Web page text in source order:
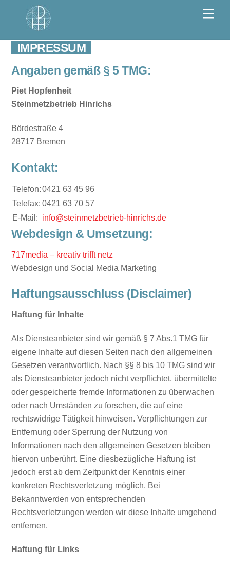
IMPRESSUM
Angaben gemäß § 5 TMG:
Piet Hopfenheit
Steinmetzbetrieb Hinrichs
Bördestraße 4
28717 Bremen
Kontakt:
Telefon: 0421 63 45 96
Telefax: 0421 63 70 57
E-Mail: info@steinmetzbetrieb-hinrichs.de
Webdesign & Umsetzung:
717media – kreativ trifft netz
Webdesign und Social Media Marketing
Haftungsausschluss (Disclaimer)
Haftung für Inhalte
Als Diensteanbieter sind wir gemäß § 7 Abs.1 TMG für
eigene Inhalte auf diesen Seiten nach den allgemeinen
Gesetzen verantwortlich. Nach §§ 8 bis 10 TMG sind wir
als Diensteanbieter jedoch nicht verpflichtet, übermittelte
oder gespeicherte fremde Informationen zu überwachen
oder nach Umständen zu forschen, die auf eine
rechtswidrige Tätigkeit hinweisen. Verpflichtungen zur
Entfernung oder Sperrung der Nutzung von
Informationen nach den allgemeinen Gesetzen bleiben
hiervon unberührt. Eine diesbezügliche Haftung ist
jedoch erst ab dem Zeitpunkt der Kenntnis einer
konkreten Rechtsverletzung möglich. Bei
Bekanntwerden von entsprechenden
Rechtsverletzungen werden wir diese Inhalte umgehend
entfernen.
Haftung für Links